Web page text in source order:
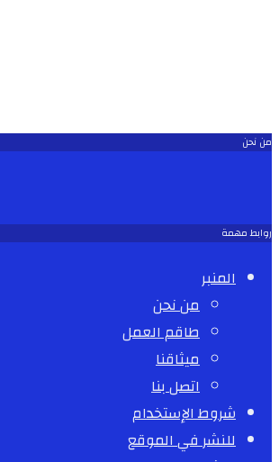
من نحن
روابط مهمة
المنبر
من نحن
طاقم العمل
ميثاقنا
اتصل بنا
شروط الإستخدام
للنشر في الموقع